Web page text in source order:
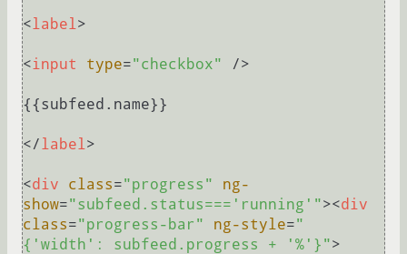
<label >
<input type="checkbox" />
{{subfeed.name}}
</ label >
<div class="progress"
ng-
show="subfeed.status==='running'"><div
class="progress-bar" ng-style="
{'width': subfeed.progress + '%'}">